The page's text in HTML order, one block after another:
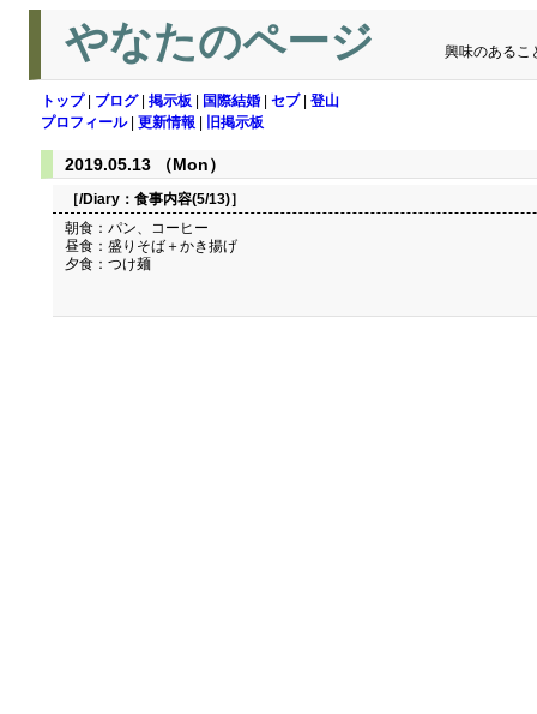
やなたのページ 興味のあるこ
トップ| ブログ| 掲示板 国際結婚 セブ| 登山
プロフィール| 更新情報 旧掲示板
2019.05.13 （Mon）
［/Diary： 食事内容(5/13)］
朝食：パン、コーヒー
昼食：盛りそば＋かき揚げ
夕食：つけ麺